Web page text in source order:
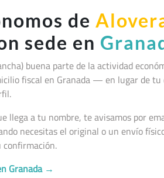
de
sede en
) buena parte de la actividad
fiscal en Granada — en lugar de
llega a tu nombre, te avisamos por
necesitas el original o un envío
confirmación.
Granada →